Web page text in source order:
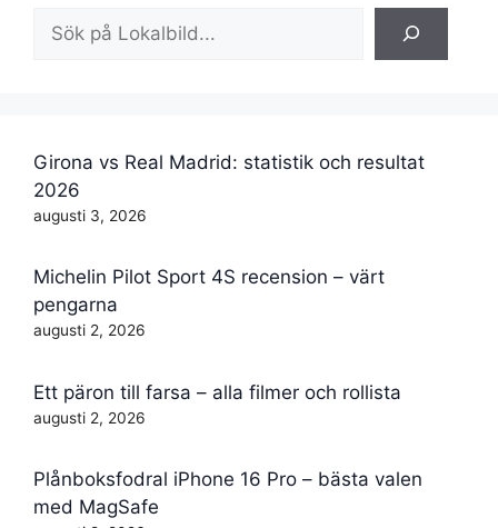
Girona vs Real Madrid: statistik och resultat
2026
augusti 3, 2026
Michelin Pilot Sport 4S recension – värt
pengarna
augusti 2, 2026
Ett päron till farsa – alla filmer och rollista
augusti 2, 2026
Plånboksfodral iPhone 16 Pro – bästa valen
med MagSafe